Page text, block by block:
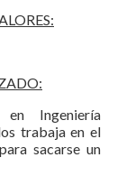
Ingeniería
trabaja en el
sacarse un